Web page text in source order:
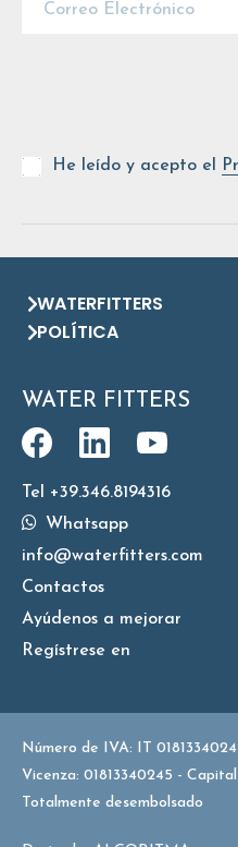
He leído y acepto el
WATERFITTERS
POLÍTICA
WATER FITTERS
Tel +39.346.8194316
Whatsapp
info@waterfitters.com
Contactos
Ayúdenos a mejorar
Regístrese en
Número de IVA: IT
Vicenza: 01813340245 -
Totalmente desembolsado